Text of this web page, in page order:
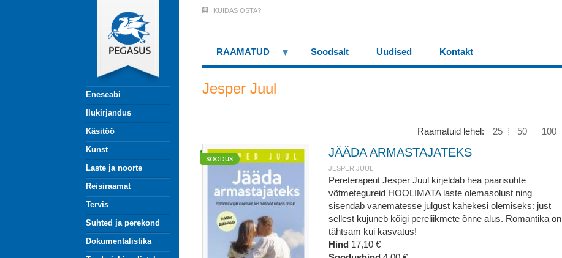
Eneseabi
Ilukirjandus
Käsitöö
Kunst
Laste ja noorte
Reisiraamat
Tervis
Suhted ja perekond
Dokumentalistika
Menu
(logged
KUIDAS OSTA?
RAAMATUD Soodsalt Uudised Kontakt
Jesper Juul
Raamatuid lehel: 25 50 100
JÄÄDA ARMASTAJATEKS
JESPER JUUL
Pereterapeut Jesper Juul kirjeldab hea paarisuhte
võtmetegureid HOOLIMATA laste olemasolust ning
sisendab vanematesse julgust kahekesi olemiseks: just
sellest kujuneb kõigi pereliikmete õnne alus. Romantika on
tähtsam kui kasvatus!
Hind 17,10 €